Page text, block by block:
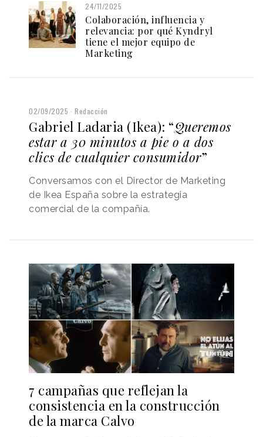
24/11/2025
Colaboración, influencia y
relevancia: por qué Kyndryl
tiene el mejor equipo de
Marketing
02/09/2025 Redacción
Gabriel Ladaria (Ikea): “Queremos
estar a 30 minutos a pie o a dos
clics de cualquier consumidor”
Conversamos con el Director de Marketing
de Ikea España sobre la estrategia
comercial de la compañía.
7 campañas que reflejan la
consistencia en la construcción
de la marca Calvo